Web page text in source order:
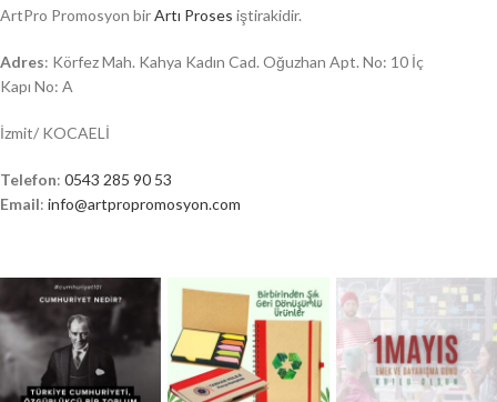
ArtPro Promosyon birArtı Proses iştirakidir.
Adres: Körfez Mah. Kahya Kadın Cad. Oğuzhan Apt. No: 10 İç
Kapı No: A
İzmit/ KOCAELİ
Telefon: 0543 285 90 53
Email: info@artpropromosyon.com